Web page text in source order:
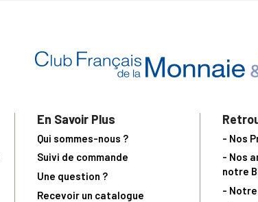
En Savoir Plus
Qui sommes-nous ?
Suivi de commande
Une question ?
Recevoir un catalogue
- Nos
- Nos
notre
-